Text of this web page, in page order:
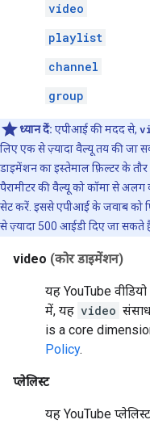
video
playlist
channel
group
ध्यान दें: एपीआई की मदद से,
लिए एक से ज़्यादा वैल्यू तय की जा
डाइमेंशन का इस्तेमाल फ़िल्टर के तौर
पैरामीटर की वैल्यू को कॉमा से अलग
सेट करें. इससे एपीआई के जवाब को
से ज़्यादा 500 आईडी दिए जा सकते
video (कोर डाइमेंशन)
यह YouTube
में, यह video
is a core
Policy.
प्लेलिस्ट
यह YouTube